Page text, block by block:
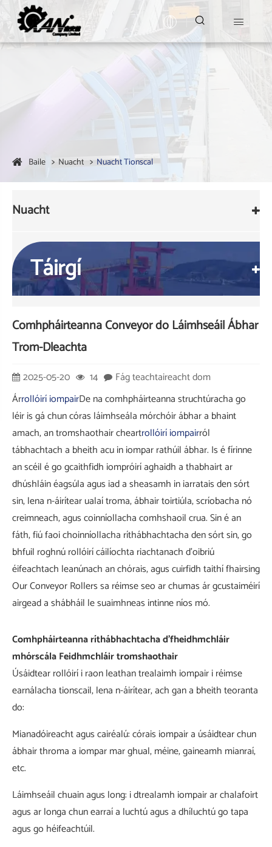
 
Baile Nuacht Nuacht Tionscal
Nuacht
Táirgí
Comhpháirteanna Conveyor do Láimhseáil Ábhar
Trom-Dleachta
2025-05-20 14
Fág teachtaireacht dom
Árrollóirí iompairDe na comhpháirteanna struchtúracha go
léir is gá chun córas láimhseála mórchóir ábhar a bhaint
amach, an tromshaothair cheartrollóirí iompairról
tábhachtach a bheith acu in iompar rathúil ábhar. Is é fírinne
an scéil é go gcaithfidh iompróirí aghaidh a thabhairt ar
dhúshláin éagsúla agus iad a sheasamh in iarratais den sórt
sin, lena n-áirítear ualaí troma, ábhair toirtiúla, scríobacha nó
creimneach, agus coinníollacha comhshaoil ​​crua. Sin é an
fáth, fiú faoi choinníollacha ríthábhachtacha den sórt sin, go
bhfuil roghnú rollóirí cáilíochta riachtanach d'oibriú
éifeachtach leanúnach an chórais, agus cuirfidh taithí fhairsing
Our Conveyor Rollers sa réimse seo ar chumas ár gcustaiméirí
airgead a shábháil le suaimhneas intinne níos mó.
Comhpháirteanna ríthábhachtacha d'fheidhmchláir
mhórscála Feidhmchláir tromshaothair
Úsáidtear rollóirí i raon leathan trealaimh iompair i réimse
earnálacha tionscail, lena n-áirítear, ach gan a bheith teoranta
do:
Mianadóireacht agus cairéalú: córais iompair a úsáidtear chun
ábhair throma a iompar mar ghual, méine, gaineamh mianraí,
etc.
Láimhseáil chuain agus long: i dtrealamh iompair ar chalafoirt
agus ar longa chun earraí a luchtú agus a dhíluchtú go tapa
agus go héifeachtúil.